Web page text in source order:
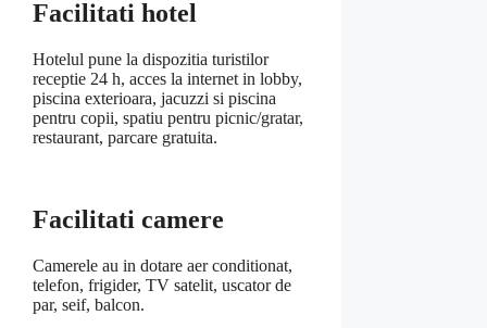
Facilitati hotel
Hotelul pune la dispozitia turistilor
receptie 24 h, acces la internet in lobby,
piscina exterioara, jacuzzi si piscina
pentru copii, spatiu pentru picnic/gratar,
restaurant, parcare gratuita.
Facilitati camere
Camerele au in dotare aer conditionat,
telefon, frigider, TV satelit, uscator de
par, seif, balcon.